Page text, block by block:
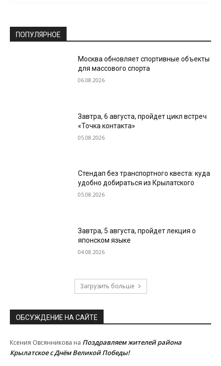
ПОПУЛЯРНОЕ
Москва обновляет спортивные объекты
для массового спорта
06.08.2026
Завтра, 6 августа, пройдет цикл встреч
«Точка контакта»
05.08.2026
Стендап без транспортного квеста: куда
удобно добираться из Крылатского
05.08.2026
Завтра, 5 августа, пройдет лекция о
японском языке
04.08.2026
Загрузить больше
ОБСУЖДЕНИЕ НА САЙТЕ
Ксения Овсянникова на Поздравляем жителей района
Крылатское с Днём Великой Победы!